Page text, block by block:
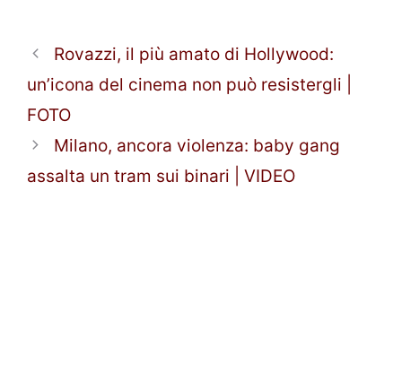
Rovazzi, il più amato di Hollywood:
un’icona del cinema non può resistergli |
FOTO
Milano, ancora violenza: baby gang
assalta un tram sui binari | VIDEO